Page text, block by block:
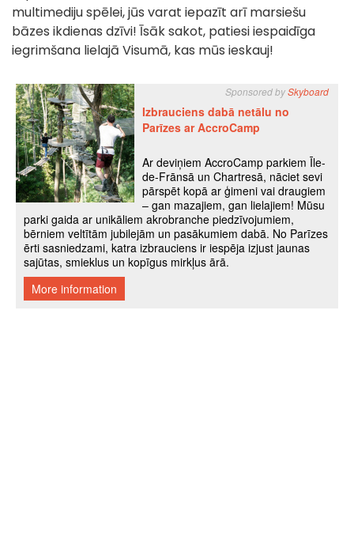
multimediju spēlei, jūs varat iepazīt arī marsiešu
bāzes ikdienas dzīvi! Īsāk sakot, patiesi iespaidīga
iegrimšana lielajā Visumā, kas mūs ieskauj!